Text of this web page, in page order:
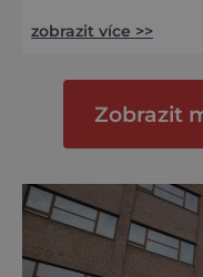
věnovanou
dvacátého
Švehla se mimo
vznik řady kult
zobrazit více >>
Zobrazit